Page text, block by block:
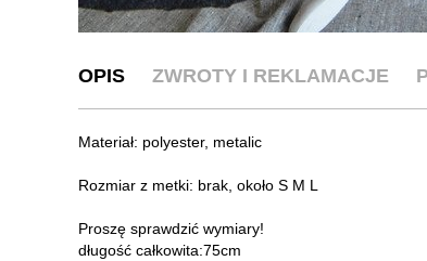
OPIS ZWROTY I REKLAMACJE
Materiał: polyester, metalic
Rozmiar z metki: brak, około S M L
Proszę sprawdzić wymiary!
długość całkowita:75cm